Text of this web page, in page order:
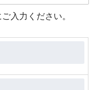
入力ください。